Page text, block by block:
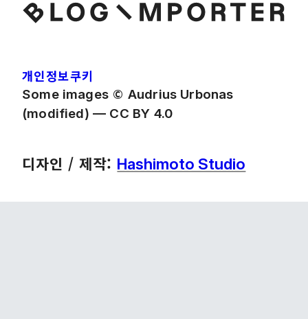
개인정보쿠키
Some images © Audrius Urbonas
(modified) — CC BY 4.0
디자인 / 제작: Hashimoto Studio